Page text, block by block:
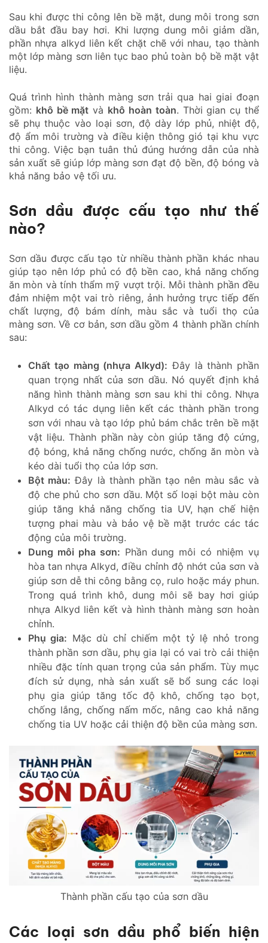
Sau khi được thi công lên bề mặt, dung môi trong sơn
dầu bắt đầu bay hơi. Khi lượng dung môi giảm dần,
phần nhựa alkyd liên kết chặt chẽ với nhau, tạo thành
một lớp màng sơn liên tục bao phủ toàn bộ bề mặt vật
liệu.
Quá trình hình thành màng sơn trải qua hai giai đoạn
gồm: khô bề mặt và khô hoàn toàn. Thời gian cụ thể
sẽ phụ thuộc vào loại sơn, độ dày lớp phủ, nhiệt độ,
độ ẩm môi trường và điều kiện thông gió tại khu vực
thi công. Việc bạn tuân thủ đúng hướng dẫn của nhà
sản xuất sẽ giúp lớp màng sơn đạt độ bền, độ bóng và
khả năng bảo vệ tối ưu.
Sơn dầu được cấu tạo như thế
nào?
Sơn dầu được cấu tạo từ nhiều thành phần khác nhau
giúp tạo nên lớp phủ có độ bền cao, khả năng chống
ăn mòn và tính thẩm mỹ vượt trội. Mỗi thành phần đều
đảm nhiệm một vai trò riêng, ảnh hưởng trực tiếp đến
chất lượng, độ bám dính, màu sắc và tuổi thọ của
màng sơn. Về cơ bản, sơn dầu gồm 4 thành phần chính
sau:
Chất tạo màng (nhựa Alkyd): Đây là thành phần
quan trọng nhất của sơn dầu. Nó quyết định khả
năng hình thành màng sơn sau khi thi công. Nhựa
Alkyd có tác dụng liên kết các thành phần trong
sơn với nhau và tạo lớp phủ bám chắc trên bề mặt
vật liệu. Thành phần này còn giúp tăng độ cứng,
độ bóng, khả năng chống nước, chống ăn mòn và
kéo dài tuổi thọ của lớp sơn.
Bột màu: Đây là thành phần tạo nên màu sắc và
độ che phủ cho sơn dầu. Một số loại bột màu còn
giúp tăng khả năng chống tia UV, hạn chế hiện
tượng phai màu và bảo vệ bề mặt trước các tác
động của môi trường.
Dung môi pha sơn: Phần dung môi có nhiệm vụ
hòa tan nhựa Alkyd, điều chỉnh độ nhớt của sơn và
giúp sơn dễ thi công bằng cọ, rulo hoặc máy phun.
Trong quá trình khô, dung môi sẽ bay hơi giúp
nhựa Alkyd liên kết và hình thành màng sơn hoàn
chỉnh.
Phụ gia: Mặc dù chỉ chiếm một tỷ lệ nhỏ trong
thành phần sơn dầu, phụ gia lại có vai trò cải thiện
nhiều đặc tính quan trọng của sản phẩm. Tùy mục
đích sử dụng, nhà sản xuất sẽ bổ sung các loại
phụ gia giúp tăng tốc độ khô, chống tạo bọt,
chống lắng, chống nấm mốc, nâng cao khả năng
chống tia UV hoặc cải thiện độ bền của màng sơn.
Thành phần cấu tạo của sơn dầu
Các loại sơn dầu phổ biến hiện